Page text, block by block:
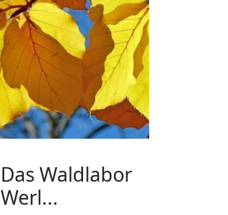
Das Waldlabor
Werl...